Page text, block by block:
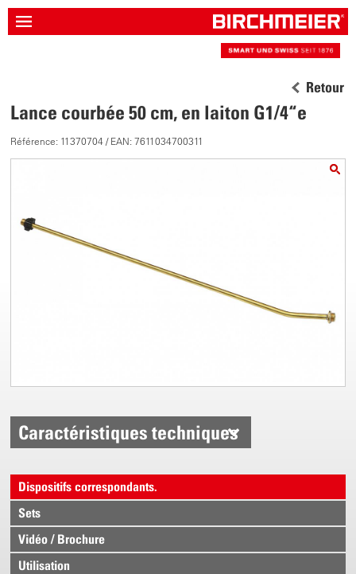
Retour
Lance courbée 50 cm, en laiton G1/4“e
Référence: 11370704 / EAN: 7611034700311
Caractéristiques techniques
Dispositifs correspondants.
Sets
Vidéo / Brochure
Utilisation